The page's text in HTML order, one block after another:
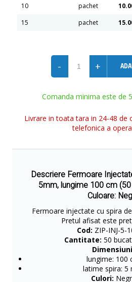
10
pachet
15
pachet
- +
Comanda minima este de
Livrare in toata tara in 24-48 de
telefonica a
Descriere Fermoare
5mm, lungime 100 cm
Culoare:
Fermoare injectate cu spira
Pretul afisat este
Cod: ZIP-INJ-5-
Cantitate: 50
lungime: 100
latime spira: 5
Culori: